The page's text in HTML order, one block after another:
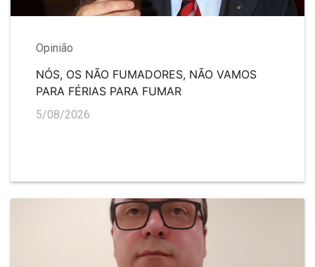
Opinião
NÓS, OS NÃO FUMADORES, NÃO VAMOS
PARA FÉRIAS PARA FUMAR
5/08/2026